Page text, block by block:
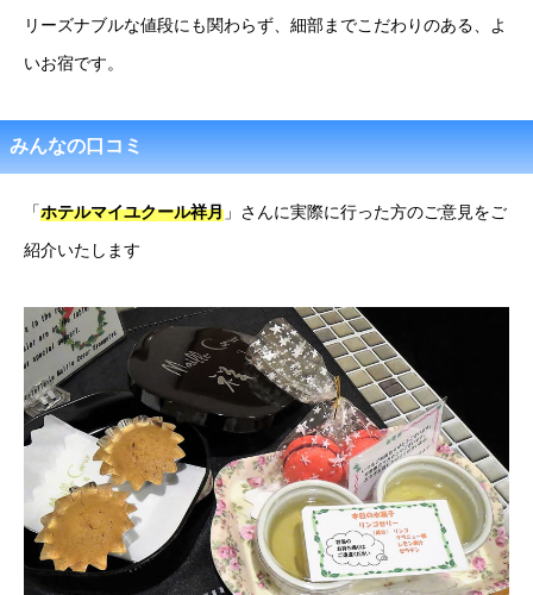
リーズナブルな値段にも関わらず、細部までこだわりのある、よ
いお宿です。
みんなの口コミ
「ホテルマイユクール祥月 」さんに実際に行った方のご意見をご
紹介いたします